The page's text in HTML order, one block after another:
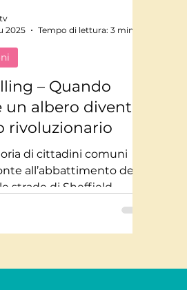
Tecnologia
Medicina Interviste
– Quando
un albero diventa
rivoluzionario
di cittadini comuni
all’abbattimento degli
strade di Sheffield,
dire basta. E...
2025
Tempo di lettura: 3 min